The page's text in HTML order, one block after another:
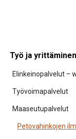
Työ ja yrittäminen
Elinkeinopalvelut –
Työvoimapalvelut
Maaseutupalvelut
Petovahinkojen